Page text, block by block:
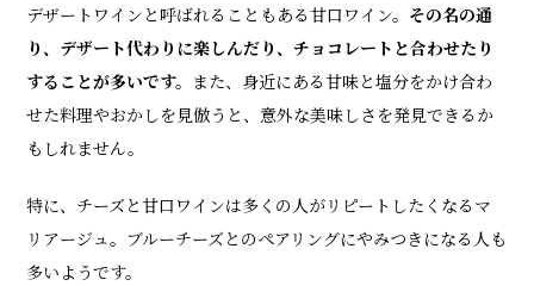
デザートワインと呼ばれることもある甘口ワイン。 その名の通
り、デザート代わりに楽しんだり、チョコレートと合わせたり
することが多いです。 また、身近にある甘味と塩分をかけ合わ
せた料理やおかしを見倣うと、意外な美味しさを発見できるか
もしれません。
特に、チーズと甘口ワインは多くの人がリピートしたくなるマ
リアージュ。ブルーチーズとのペアリングにやみつきになる人も
多いようです。